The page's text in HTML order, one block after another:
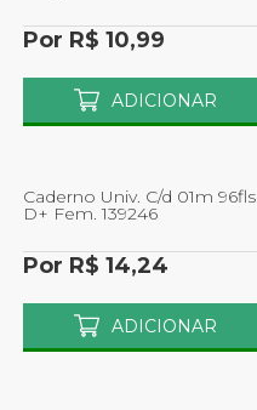
Por R$ 10,99
ADICIONAR
Caderno Univ. C/d 01m 96fls
D+ Fem. 139246
Por R$ 14,24
ADICIONAR